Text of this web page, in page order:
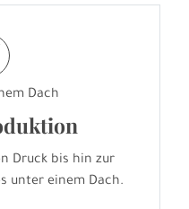
Dach
Druck bis hin zur
unter einem Dach.